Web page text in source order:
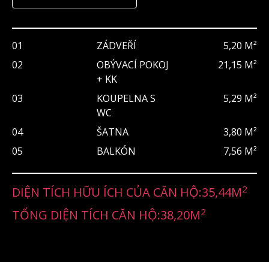
01 ZÁDVEŘÍ
5,20 M²
02
OBÝVACÍ POKOJ
+ KK
21,15 M²
03
KOUPELNA S
WC
5,29 M²
04 ŠATNA
3,80 M²
05
BALKÓN 7,56 M²
DIỆN TÍCH HỮU ÍCH CỦA CĂN HỘ:35,44M2
TỔNG DIỆN TÍCH CĂN HỘ:38,20M2